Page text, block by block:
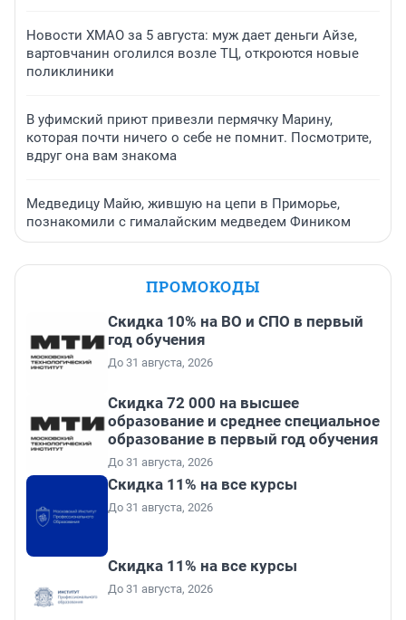
Новости ХМАО за 5 августа: муж дает деньги Айзе,
вартовчанин оголился возле ТЦ, откроются новые
поликлиники
В уфимский приют привезли пермячку Марину,
которая почти ничего о себе не помнит. Посмотрите,
вдруг она вам знакома
Медведицу Майю, жившую на цепи в Приморье,
познакомили с гималайским медведем Фиником
ПРОМОКОДЫ
Скидка 10% на ВО и СПО в первый
год обучения
До 31 августа, 2026
Скидка 72 000 на высшее
образование и среднее специальное
образование в первый год обучения
До 31 августа, 2026
Скидка 11% на все курсы
До 31 августа, 2026
Скидка 11% на все курсы
До 31 августа, 2026